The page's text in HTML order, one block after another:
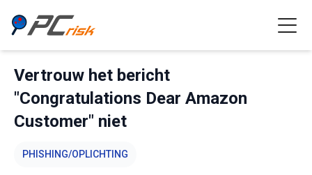
Vertrouw het bericht
"Congratulations Dear Amazon
Customer" niet
PHISHING/OPLICHTING